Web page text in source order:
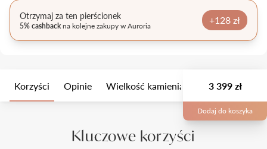
Otrzymaj za ten pierścionek
5% cashbackna kolejne zakupy w Auroria +128 zł
Korzyści Opinie Wielkość kamienia Opis
3 399 zł
Dodaj do koszyka
Kluczowe korzyści